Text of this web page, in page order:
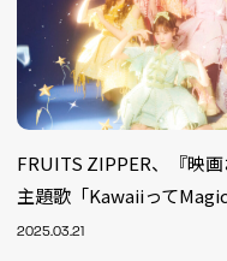
FRUITS ZIPPER、『映画
主題歌「Kawaiiって
2025.03.21
ARTIST 40